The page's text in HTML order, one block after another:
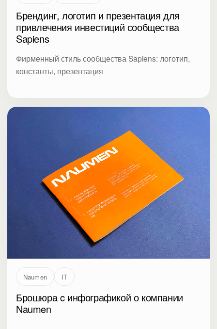
Брендинг, логотип и презентация для
привлечения инвестиций сообщества
Sapiens
Фирменный стиль сообщества Sapiens: логотип,
константы, презентация
Naumen IT
Брошюра c инфографикой о компании
Naumen